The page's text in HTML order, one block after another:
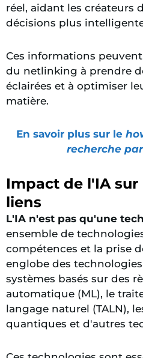
réel, aidant les créateurs
décisions plus
Ces informations
du netlinking à prendre
éclairées et à optimiser
matière.
En savoir plus sur le
recherche
Impact de l'IA
liens
L'IA n'est pas qu'une
ensemble de
compétences et la prise
englobe des
systèmes basés sur des
automatique (ML), le
langage naturel (TALN),
quantiques et d'autres